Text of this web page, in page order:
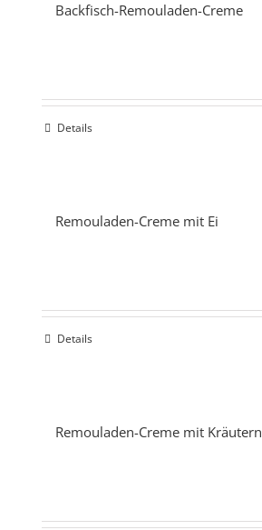
Backfisch-Remouladen-Creme
Details
Remouladen-Creme mit Ei
Details
Remouladen-Creme mit Kräutern